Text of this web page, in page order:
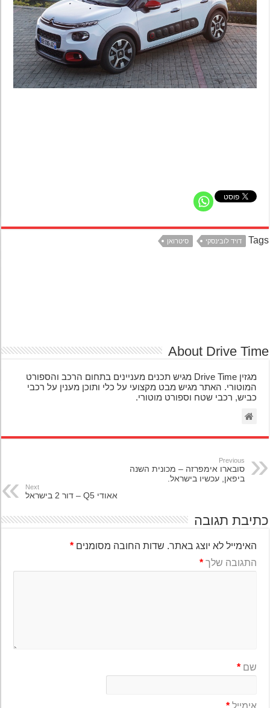
דויד לובינסקי סיטרואן
About Drive
מגזין Drive Time מגיש תכנים מעניינים בתחום הרכב והספורט
המוטורי. האתר מגיש מבט מקצועי על כלי ותוכן מענין על רכבי
כביש, רכבי שטח וספורט מוטורי.
Previous
סובארו אימפרזה – מכונית השנה
ביפאן, עכשיו בישראל.
Next
אאודי Q5 – דור 2 בישראל
תגובה
האימייל לא יוצג באתר. שדות החובה מסומנים*
התגובה שלך*
שם*
אימייל*